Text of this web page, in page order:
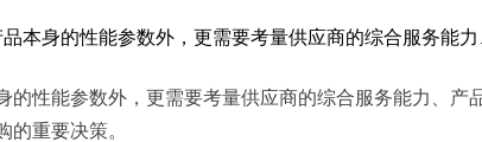
本身的性能参数外，更需要考量供应商的综合服务能
性能参数外，更需要考量供应商的综合服务能力、
重要决策。